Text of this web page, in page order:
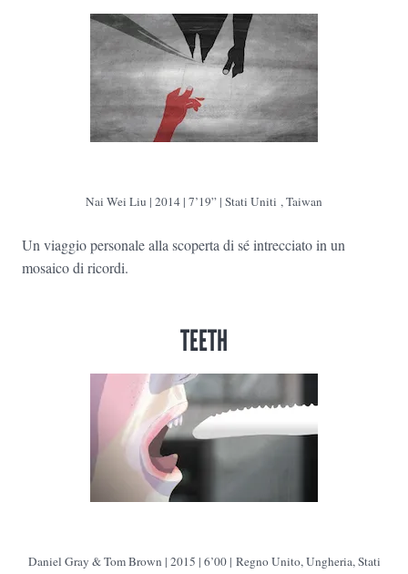
Nai Wei Liu | 2014 | 7’19” | Stati Uniti , Taiwan
Un viaggio personale alla scoperta di sé intrecciato in un
mosaico di ricordi.
TEETH
Daniel Gray & Tom Brown | 2015 | 6’00 | Regno Unito, Ungheria, Stati